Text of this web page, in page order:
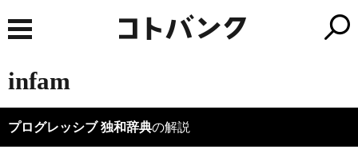
infam
プログレッシブ 独和辞典の解説